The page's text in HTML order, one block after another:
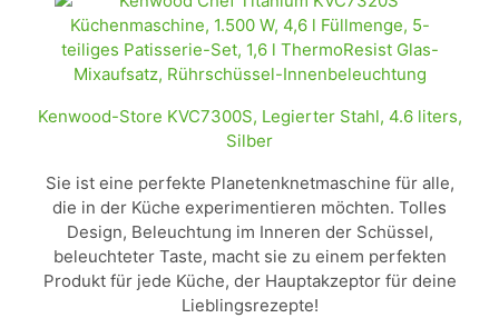
Kenwood-Store KVC7300S, Legierter Stahl, 4.6 liters,
Silber
Sie ist eine perfekte Planetenknetmaschine für alle,
die in der Küche experimentieren möchten. Tolles
Design, Beleuchtung im Inneren der Schüssel,
beleuchteter Taste, macht sie zu einem perfekten
Produkt für jede Küche, der Hauptakzeptor für deine
Lieblingsrezepte!